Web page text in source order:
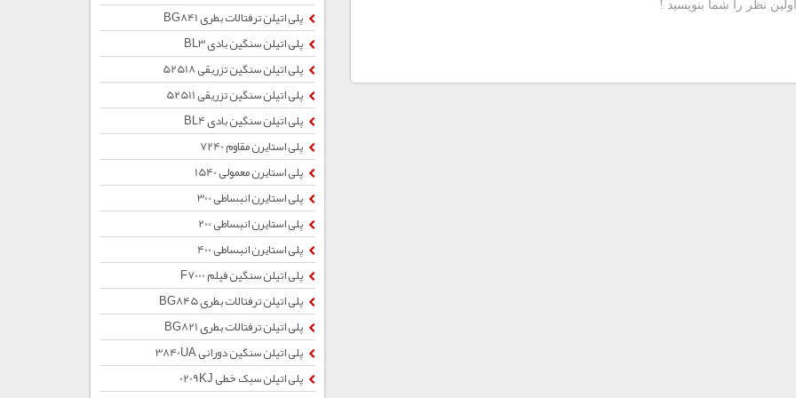
پلی اتیلن ترفتالات بطری BG841
پلی اتیلن سنگین بادی BL3
پلی اتیلن سنگین تزریقی 52518
پلی اتیلن سنگین تزریقی 52511
پلی اتیلن سنگین بادی BL4
پلی استایرن مقاوم 7240
پلی استایرن معمولی 1540
پلی استایرن انبساطی 300
پلی استایرن انبساطی 200
پلی استایرن انبساطی 400
پلی اتیلن سنگین فیلم F7000
پلی اتیلن ترفتالات بطری BG845
پلی اتیلن ترفتالات بطری BG821
پلی اتیلن سنگین دورانی 3840UA
پلی اتیلن سبک خطی 0209KJ